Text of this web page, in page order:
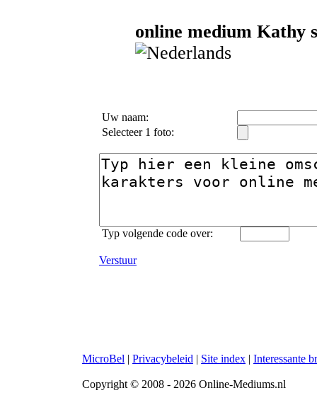
online medium Kathy
Uw naam:
Selecteer 1 foto:
Typ volgende code over:
Verstuur
MicroBel | Privacybeleid | Site index | Interessante
Copyright © 2008 - 2026 Online-Mediums.nl